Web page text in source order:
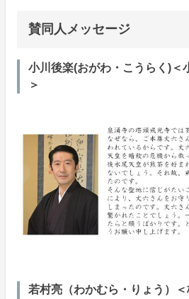
賛同人メッセージ
小川後楽(おがわ・こうらく)＜
＞
若村亮（わかむら・りょう）